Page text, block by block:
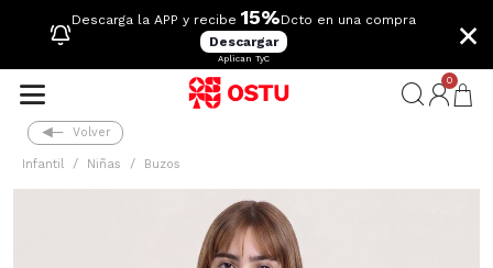
Descarga la APP y recibe 15%Dcto en una compra
Descargar
Aplican TyC
×
0
Volver
Infantil Niñas Buzos